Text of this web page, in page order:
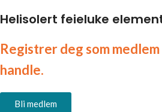
Helisolert feieluke
Registrer deg som
handle.
Bli medlem